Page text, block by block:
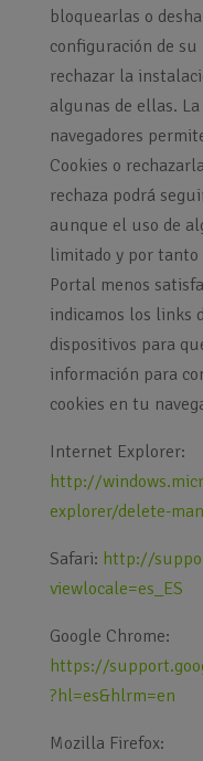
bloquearlas o
configuración de
rechazar la
algunas de ellas.
navegadores
Cookies o
rechaza podrá
aunque el uso de
limitado y por
Portal menos
indicamos los links
dispositivos para
información para
cookies en tu
Internet Explorer:
http://
explorer/delete-
Safari: http://
viewlocale=es_ES
Google Chrome:
https://
?hl=es&hlrm=en
Mozilla Firefox: